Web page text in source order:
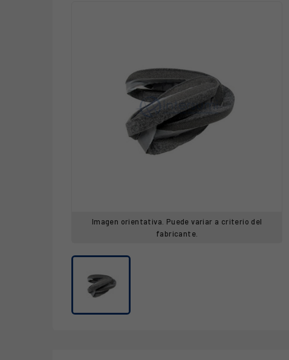
Imagen orientativa. Puede variar a criterio del
fabricante.